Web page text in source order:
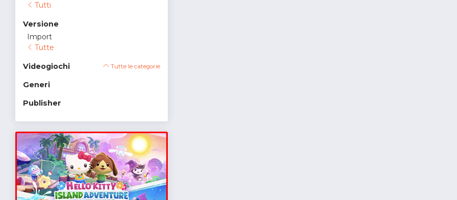
Tutti
Versione
Import
Tutte
Videogiochi Tutte le categorie
Generi
Publisher